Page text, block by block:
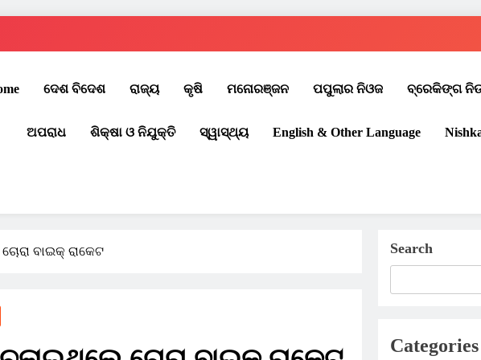
ଦେଶ ବିଦେଶ ରାଜ୍ୟ କୃଷି ମନୋରଞ୍ଜନ ପପୁଲାର ନିଓଜ ବ୍ରେକିଙ୍ଗ
ଅପରାଧ ଶିକ୍ଷା ଓ ନିଯୁକ୍ତି ସ୍ୱାସ୍ଥ୍ୟ English & Other Language
ବାଇକ୍ ରାକେଟ Search
Categories